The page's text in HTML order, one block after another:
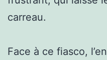
carreau.
Face à ce fiasco,